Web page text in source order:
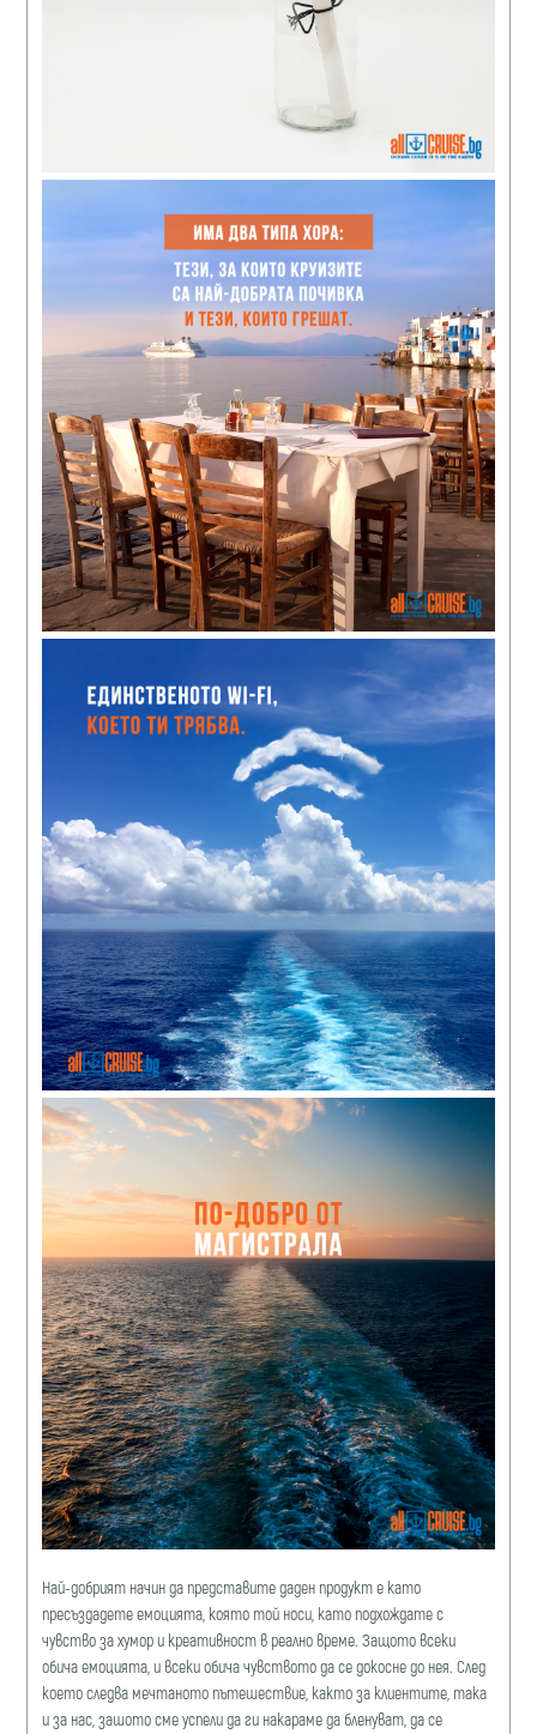
Най-добрият начин да представите даден продукт е като
пресъздадете емоцията, която той носи, като подхождате с
чувство за хумор и креативност в реално време. Защото всеки
обича емоцията, и всеки обича чувството да се докосне до нея. След
което следва мечтаното пътешествие, както за клиентите, така
и за нас, зашото сме успели да ги накараме да бленуват, да се